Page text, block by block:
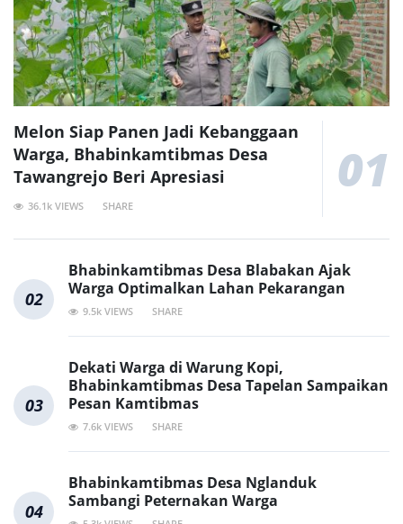
Melon Siap Panen Jadi Kebanggaan
Warga, Bhabinkamtibmas Desa
Tawangrejo Beri Apresiasi
36.1k VIEWS SHARE
01
02
Bhabinkamtibmas Desa Blabakan Ajak
Warga Optimalkan Lahan Pekarangan
9.5k VIEWS SHARE
03
Dekati Warga di Warung Kopi,
Bhabinkamtibmas Desa Tapelan Sampaikan
Pesan Kamtibmas
7.6k VIEWS SHARE
04
Bhabinkamtibmas Desa Nglanduk
Sambangi Peternakan Warga